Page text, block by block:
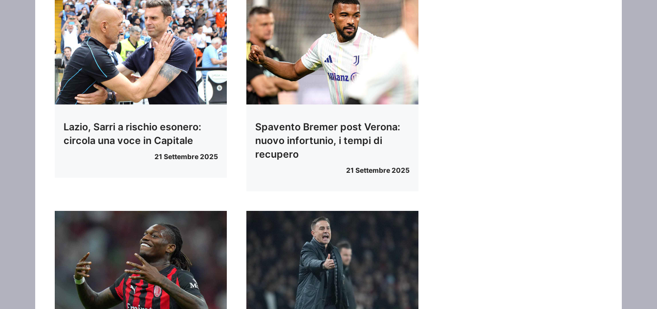
Lazio, Sarri a rischio esonero:
circola una voce in Capitale
21 Settembre 2025
Spavento Bremer post Verona:
nuovo infortunio, i tempi di
recupero
21 Settembre 2025